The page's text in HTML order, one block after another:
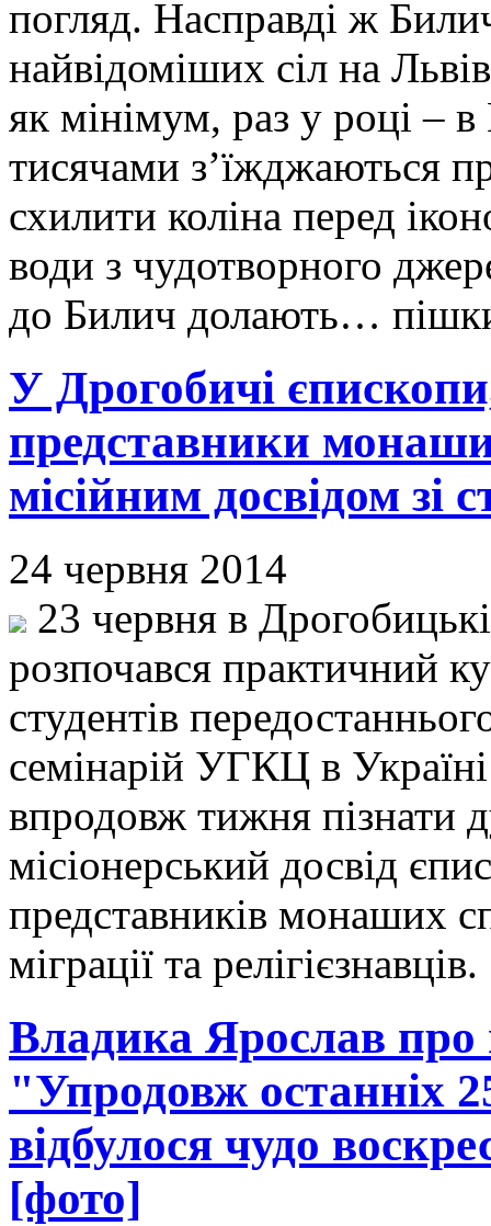
погляд. Насправді ж
найвідоміших сіл на
як мінімум, раз у році –
тисячами з’їжджаються
схилити коліна перед
води з чудотворного
до Билич долають…
У Дрогобичі
представники
місійним досвідом
24 червня 2014
23 червня в
розпочався практичний
студентів
семінарій УГКЦ в
впродовж тижня пізнати
місіонерський досвід
представників монаших
міграції та
Владика Ярослав про
"Упродовж останніх
відбулося чудо
[фото]